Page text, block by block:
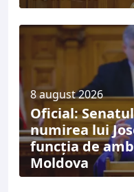
8 august 2026
Oficial:
numirea lui
funcția de
Moldova